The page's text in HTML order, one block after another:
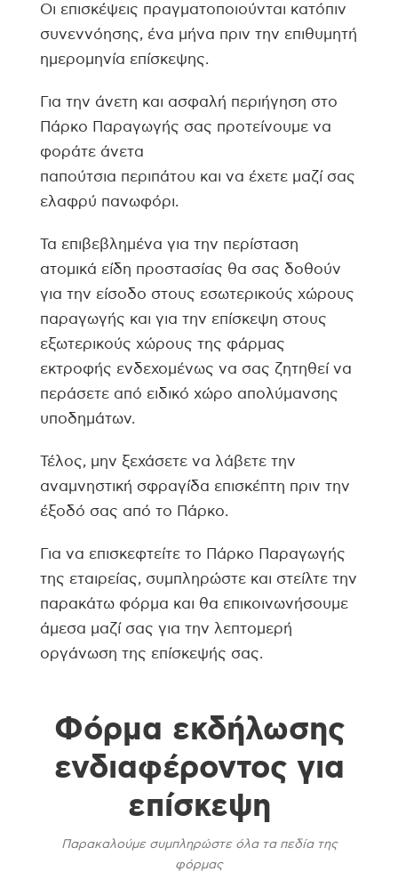
Οι επισκέψεις πραγματοποιούνται κατόπιν
συνεννόησης, ένα μήνα πριν την επιθυμητή
ημερομηνία επίσκεψης.
Για την άνετη και ασφαλή περιήγηση στο
Πάρκο Παραγωγής σας προτείνουμε να
φοράτε άνετα
παπούτσια περιπάτου και να έχετε μαζί σας
ελαφρύ πανωφόρι.
Τα επιβεβλημένα για την περίσταση
ατομικά είδη προστασίας θα σας δοθούν
για την είσοδο στους εσωτερικούς χώρους
παραγωγής και για την επίσκεψη στους
εξωτερικούς χώρους της φάρμας
εκτροφής ενδεχομένως να σας ζητηθεί να
περάσετε από ειδικό χώρο απολύμανσης
υποδημάτων.
Τέλος, μην ξεχάσετε να λάβετε την
αναμνηστική σφραγίδα επισκέπτη πριν την
έξοδό σας από το Πάρκο.
Για να επισκεφτείτε το Πάρκο Παραγωγής
της εταιρείας, συμπληρώστε και στείλτε την
παρακάτω φόρμα και θα επικοινωνήσουμε
άμεσα μαζί σας για την λεπτομερή
οργάνωση της επίσκεψής σας.
Φόρμα εκδήλωσης
ενδιαφέροντος για
επίσκεψη
Παρακαλούμε συμπληρώστε όλα τα πεδία της
φόρμας